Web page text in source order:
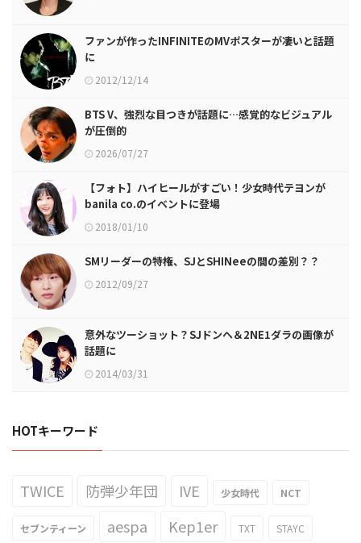
ファンが作ったINFINITEのMVポスターが凄いと話題
に
2012/12/14
BTS V、強烈な目つきが話題に…感覚的なビジュアル
が圧倒的
2026/07/27
【フォト】ハイヒールがすごい！少女時代テヨンが
banila co.のイベントに登場
2018/01/10
SMリーダーの特権、SJとSHINeeの間の差別？？
2012/09/27
意外なツーショット？SJドンヘ＆2NE1ダラの画像が
話題に
2014/03/31
HOTキーワード
TWICE 防弾少年団 IVE 少女時代 NCT
セブンティーン aespa Kep1er TXT STAYC